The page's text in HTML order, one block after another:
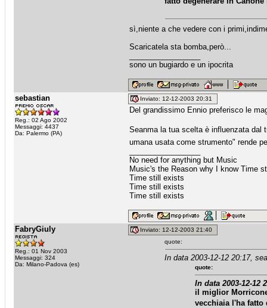
sì,niente a che vedere con i
Scaricatela sta bomba,però...
sono un bugiardo e un ipocrita
sebastian
Reg.: 02 Ago 2002
Messaggi: 4437
Da: Palermo (PA)
Inviato: 12-12-2003 20:31
Del grandissimo Ennio preferisco le
Seanma la tua scelta è influenzata dal
umana usata come strumento" rende
No need for anything but Music
Music's the Reason why I know Time
Time still exists
Time still exists
Time still exists
FabryGiuly
Reg.: 01 Nov 2003
Messaggi: 324
Da: Milano-Padova (es)
Inviato: 12-12-2003 21:40
quote:
In data 2003-12-12 20:17,
quote:
In data 2003-12-12
il miglior
vecchiaia l'ha fatto